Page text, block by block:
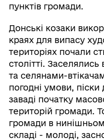
пунктів громади.
Донські козаки
краях для випасу
територіях почали
столітті.
та селянами-
погодні умови,
заваді початку
територій громади.
громади в
складі - молоді,